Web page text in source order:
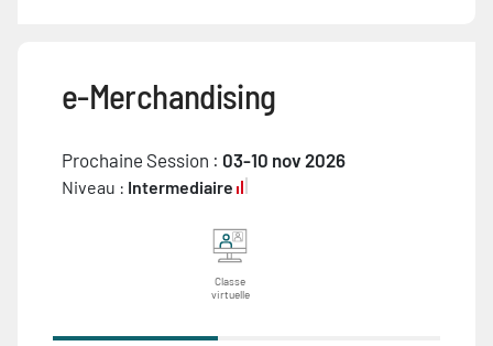
e-Merchandising
Prochaine Session : 03-10 nov 2026
Niveau : Intermediaire
Classe
virtuelle